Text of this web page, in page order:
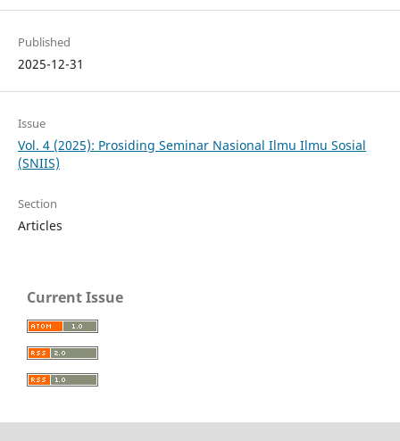
Published
2025-12-31
Issue
Vol. 4 (2025): Prosiding Seminar Nasional Ilmu Ilmu Sosial
(SNIIS)
Section
Articles
Current Issue